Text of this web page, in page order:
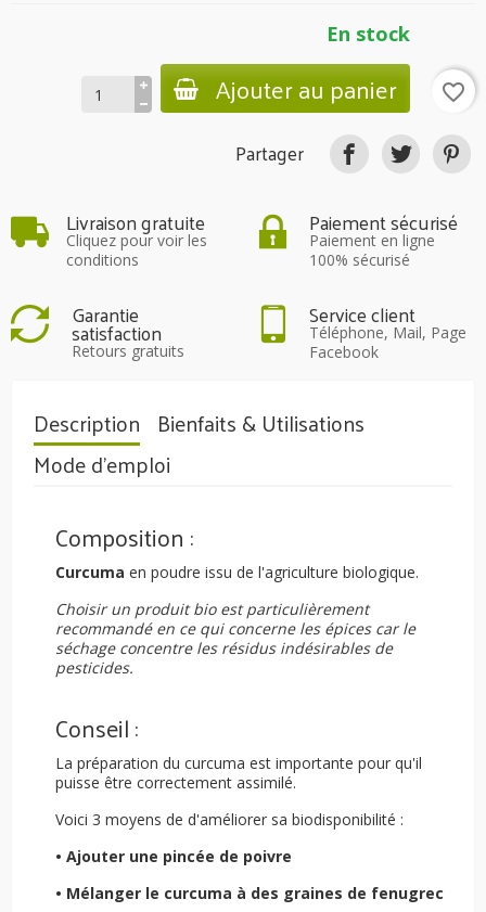
En stock
Ajouter au panier favorite_border
Partager
Livraison gratuite
Cliquez pour voir les
conditions
Paiement sécurisé
Paiement en ligne
100% sécurisé
Garantie
satisfaction
Retours gratuits
Service client
Téléphone, Mail, Page
Facebook
Description Bienfaits & Utilisations
Mode d'emploi
Composition :
Curcuma en poudre issu de l'agriculture biologique.
Choisir un produit bio est particulièrement
recommandé en ce qui concerne les épices car le
séchage concentre les résidus indésirables de
pesticides.
Conseil :
La préparation du curcuma est importante pour qu'il
puisse être correctement assimilé.
Voici 3 moyens de d'améliorer sa biodisponibilité :
• Ajouter une pincée de poivre
• Mélanger le curcuma à des graines de fenugrec